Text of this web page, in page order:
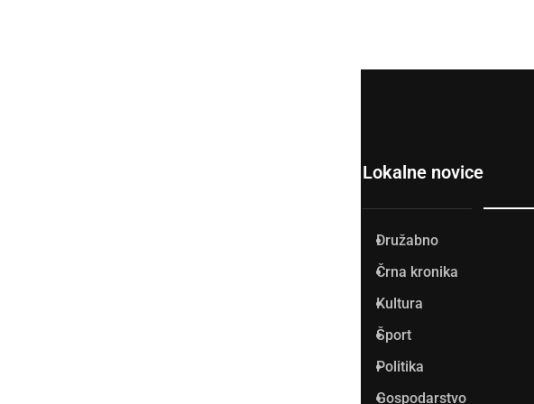
Lokalne novice
Družabno
Črna kronika
Kultura
Šport
Politika
Gospodarstvo